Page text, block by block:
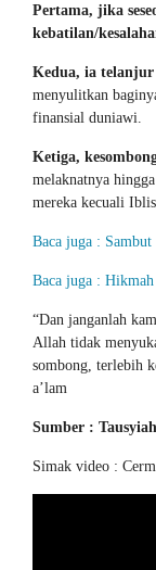
Pertama, jika
kebatilan/
Kedua, ia telanjur
menyulitkan
finansial duniawi.
Ketiga,
melaknatnya
mereka kecuali
Baca juga :
Baca juga :
“Dan janganlah
Allah tidak
sombong, terlebih
a’lam
Sumber :
Simak video :